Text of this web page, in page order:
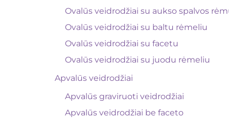
Ovalūs veidrodžiai su aukso spalvos
Ovalūs veidrodžiai su baltu rėmeliu
Ovalūs veidrodžiai su facetu
Ovalūs veidrodžiai su juodu rėmeliu
Apvalūs veidrodžiai
Apvalūs graviruoti veidrodžiai
Apvalūs veidrodžiai be faceto